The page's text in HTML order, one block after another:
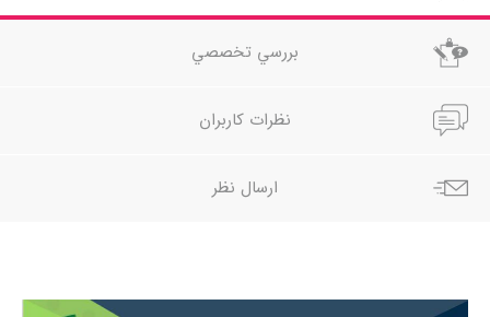
بررسي تخصصي
نظرات کاربران
ارسال نظر